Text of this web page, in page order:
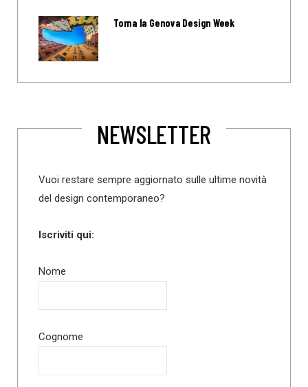
Torna la Genova Design Week
NEWSLETTER
Vuoi restare sempre aggiornato sulle ultime novità
del design contemporaneo?
Iscriviti qui:
Nome
Cognome